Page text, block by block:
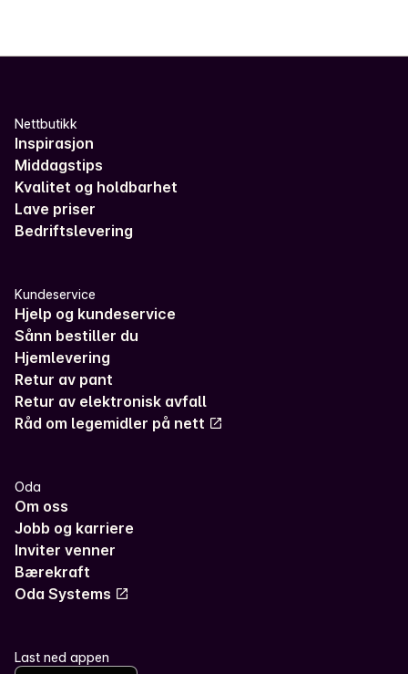
Nettbutikk
Inspirasjon
Middagstips
Kvalitet og holdbarhet
Lave priser
Bedriftslevering
Kundeservice
Hjelp og kundeservice
Sånn bestiller du
Hjemlevering
Retur av pant
Retur av elektronisk avfall
Råd om legemidler på nett
Oda
Om oss
Jobb og karriere
Inviter venner
Bærekraft
Oda Systems
Last ned appen